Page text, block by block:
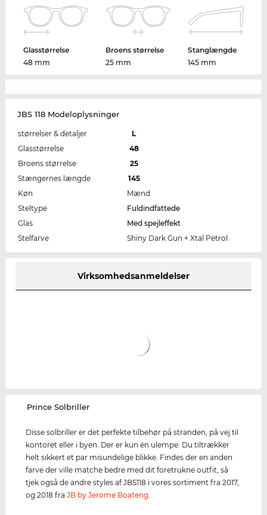
Glasstørrelse
48 mm
Broens størrelse
25 mm
Stanglængde
145 mm
JBS 118 Modeloplysninger
størrelser & detaljer
L
Glasstørrelse
48
Broens størrelse
25
Stængernes længde
145
Køn
Mænd
Steltype
Fuldindfattede
Glas
Med spejleffekt
Stelfarve
Shiny Dark Gun + Xtal Petrol
Virksomhedsanmeldelser
‌Prince Solbriller
Disse solbriller er det perfekte tilbehør på stranden, på vej til
kontoret eller i byen. Der er kun én ulempe: Du tiltrækker
helt sikkert et par misundelige blikke. Findes der en anden
farve der ville matche bedre med dit foretrukne outfit, så
tjek også de andre styles af JBS118 i vores sortiment fra 2017,
og 2018 fraJB by Jerome Boateng.